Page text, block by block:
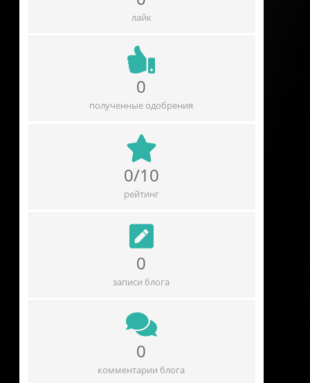
лайк
0
полученные одобрения
0/10
рейтинг
0
записи блога
0
комментарии блога